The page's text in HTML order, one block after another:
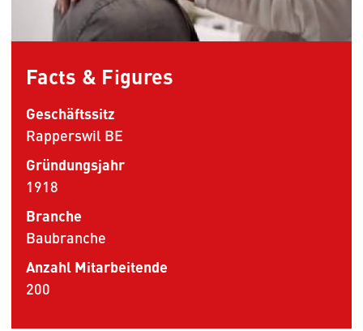
Facts & Figures
Geschäftssitz
Rapperswil BE
Gründungsjahr
1918
Branche
Baubranche
Anzahl Mitarbeitende
200